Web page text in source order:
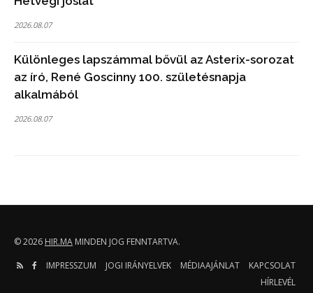
2026.08.07
Különleges lapszámmal bővül az Asterix-sorozat
az író, René Goscinny 100. születésnapja
alkalmából
2026.08.07
© 2026 HIR.MA MINDEN JOG FENNTARTVA.
IMPRESSZUM
JOGI IRÁNYELVEK MÉDIAAJÁNLAT
KAPCSOLAT
HÍRLEVÉL